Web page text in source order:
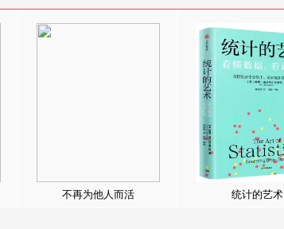
不再为他人而活 统计的艺术